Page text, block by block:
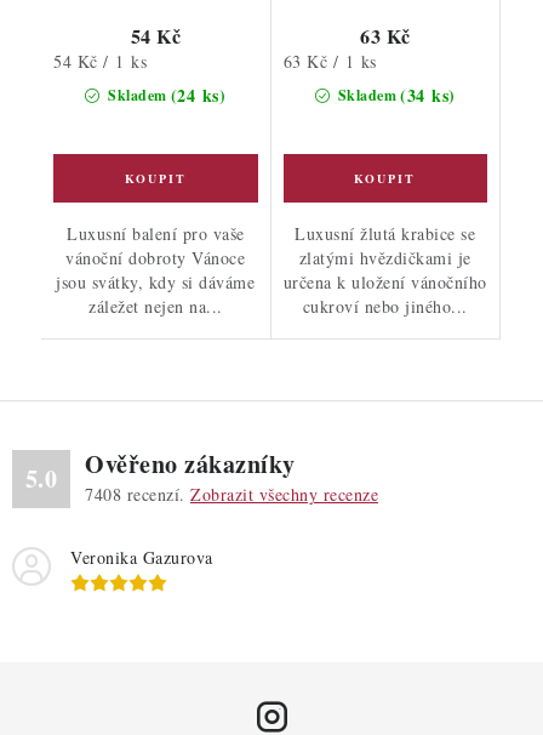
Skladem (24 ks)
54 Kč
Měrná
cena:
54 Kč / 1 ks
Luxusní balení pro vaše
vánoční dobroty Vánoce
jsou svátky, kdy si dáváme
záležet nejen na...
Skladem(34 ks)
63 Kč
Měrná
cena:
63 Kč / 1 ks
Luxusní žlutá krabice se
zlatými hvězdičkami je
určena k uložení vánočního
cukroví nebo jiného...
5.0 Ověřeno zákazníky
7408 recenzí. Zobrazit všechny recenze
Veronika Gazurova